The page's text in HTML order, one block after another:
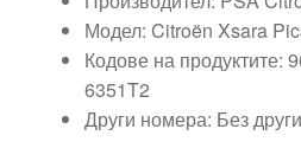
Модел: Citroën Xsara
Кодове на продуктите:
6351T2
Други номера: Без